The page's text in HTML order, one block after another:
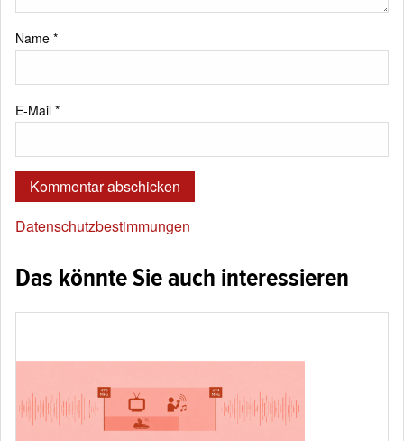
Name *
E-Mail *
Datenschutzbestimmungen
Das könnte Sie auch interessieren